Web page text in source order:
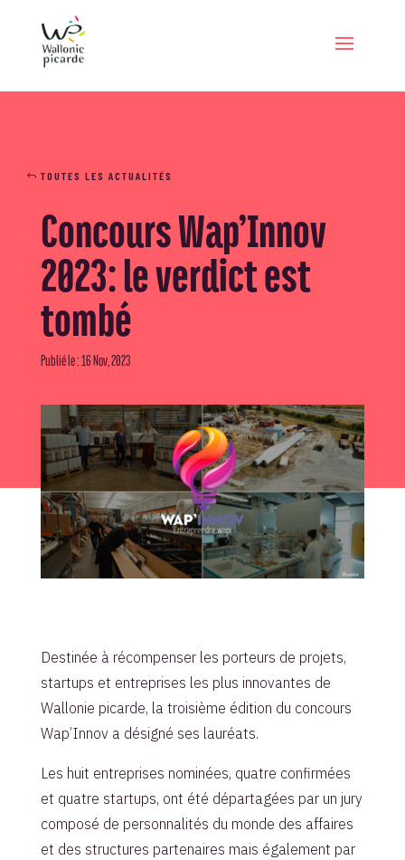
TOUTES LES ACTUALITÉS
Concours Wap’Innov
2023: le verdict est
tombé
Publié le : 16 Nov, 2023
Destinée à récompenser les porteurs de projets,
startups et entreprises les plus innovantes de
Wallonie picarde, la troisième édition du concours
Wap’Innov a désigné ses lauréats.
Les huit entreprises nominées, quatre confirmées
et quatre startups, ont été départagées par un jury
composé de personnalités du monde des affaires
et des structures partenaires mais également par